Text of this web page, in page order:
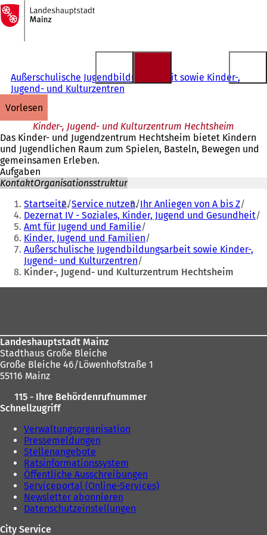
Inhalt anspringen
Zur
Startseite
Außerschulische Jugendbildungsarbeit sowie Kinder-,
Jugend- und Kulturzentren
vorlesen
Kinder-, Jugend- und Kulturzentrum Hechtsheim
Das Kinder- und Jugendzentrum Hechtsheim bietet Kindern
und Jugendlichen Raum zum Spielen, Basteln, Bewegen und
gemeinsamen Erleben.
Aufgaben
KontaktOrganisationsstruktur
Sie
befinden
sich
hier:
Startseite Service nutzen Ihr Anliegen von A bis Z
Dezernat IV - Soziales, Kinder, Jugend und Gesundheit
Amt für Jugend und Familie
Kinder, Jugend und Familien
Außerschulische Jugendbildungsarbeit sowie Kinder-,
Jugend- und Kulturzentren
Kinder-, Jugend- und Kulturzentrum Hechtsheim
Landeshauptstadt Mainz
Stadthaus Große Bleiche
Große Bleiche 46/Löwenhofstraße 1
55116 Mainz
115 - Ihre Behördenrufnummer
Schnellzugriff
Verwaltungsorganisation
Pressemeldungen
Stellenangebote
Ratsinformationssystem
Öffentliche Ausschreibungen
Serviceportal (Online-Services)
Newsletter abonnieren
Datenschutzeinstellungen
City Service